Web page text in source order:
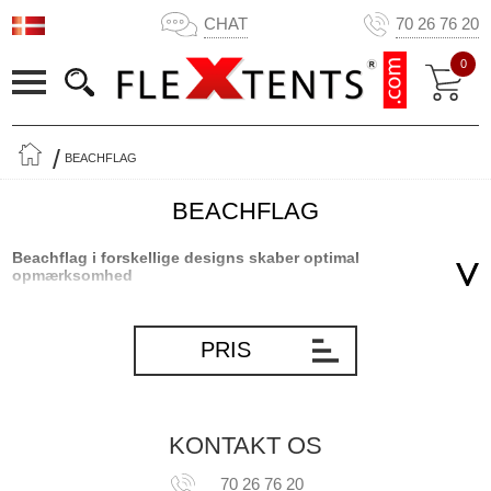
CHAT 70 26 76 20
0
BEACHFLAG
BEACHFLAG
Beachflag i forskellige designs skaber optimal
opmærksomhed
fange folks opmærksomhed overalt. Brug de flotte beachflag –
både de dråbeformede og tåreformede – til at tiltrække besøgende
forskellige flag, men der er også andre muligheder. Digitaltryk
sikrer en farvegengivelse i høj kvalitet af dit logo, budskab,
PRIS
KONTAKT OS
70 26 76 20